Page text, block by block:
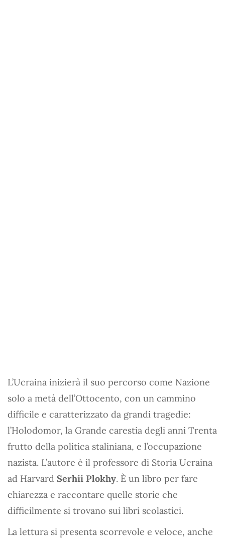
L’Ucraina inizierà il suo percorso come Nazione
solo a metà dell’Ottocento, con un cammino
difficile e caratterizzato da grandi tragedie:
l’Holodomor, la Grande carestia degli anni Trenta
frutto della politica staliniana, e l’occupazione
nazista. L’autore è il professore di Storia Ucraina
ad Harvard Serhii Plokhy. È un libro per fare
chiarezza e raccontare quelle storie che
difficilmente si trovano sui libri scolastici.
La lettura si presenta scorrevole e veloce, anche